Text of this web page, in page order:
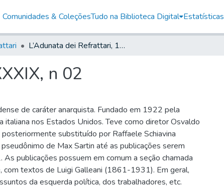
Comunidades & ColeçõesTudo na Biblioteca Digital Estatísticas
L’Adunata dei Refrattari, 1960, v XXXIX, n 02
n 02
de caráter anarquista. Fundado em 1922 pela
italiana nos Estados Unidos. Teve como diretor Osvaldo
substituído por Raffaele Schiavina
de Max Sartin até as publicações serem
publicações possuem em comum a seção chamada
com textos de Luigi Galleani (1861-1931). Em geral,
da esquerda política, dos trabalhadores, etc.